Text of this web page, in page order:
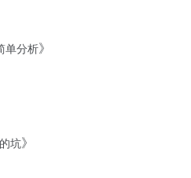
单分析》
坑》